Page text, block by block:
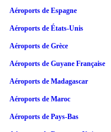
Aéroports de Espagne
Aéroports de États-Unis
Aéroports de Grèce
Aéroports de Guyane Française
Aéroports de Madagascar
Aéroports de Maroc
Aéroports de Pays-Bas